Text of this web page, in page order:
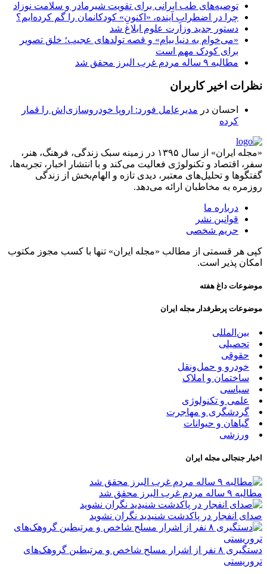
توصیه‌های طب ایرانی برای تقویت شیرمادر و سلامت نوزاد
چرا در اضطرابِ آینده، «اکنونِ» کودکانمان را گم کرده‌ایم؟
دستور جدید وزارت علوم ابلاغ شد
«می‌خوام به دنیا بیام» و قصه تولدهای عجیب؛ خلق تصویر
برای کودک مهم است
مطالبه ۹ ساله مردم غرب البرز محقق شد
نظرات اخیر کاربران
احسان در مدیرعامل فورد: اروپا خودروسازی‌اش را قمار
کرده
«مجله ایران» از سال ۱۳۹۵ در زمینه سبک زندگی، فرهنگ، هنر،
سفر، اقتصاد و تکنولوژی فعالیت می‌کند و با انتشار اخبار، تجربه‌ها،
گفتگوها و تحلیل‌های معتبر، دیدی تازه و الهام‌بخش از زندگی
روزمره به مخاطبان ارائه می‌دهد.
درباره ما
قوانین نشر
حریم شخصی
کپی هر قسمتی از مطالب «مجله ایران» تنها با کسب مجوز مکتوب
امکان پذیر است.
موضوعات داغ هفته
موضوعات پرطرفدار مجله ایران
بین‌المللی
تحصیلی
حقوقی
خودرو و حمل‌و‌نقل
ساختمان و املاک
سیاسی
علمی و تکنولوژی
گردشگری و مهاجرت
گیاهان و حیوانات
ورزشی
اخبار جنجالی مجله ایران
مطالبه ۹ ساله مردم غرب البرز محقق شد
صدای انفجار در پاکدشت شنیدید نگران نشوید
دستگیری ۸ نفر از اشرار مسلح شاخص و مرتبطین گروهک‌های
تروریستی